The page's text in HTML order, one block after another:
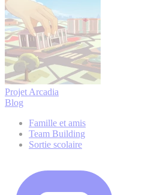
Projet Arcadia
Blog
Famille et amis
Team Building
Sortie scolaire